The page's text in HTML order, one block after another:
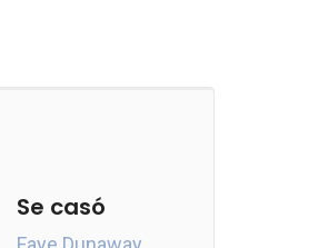
Se casó